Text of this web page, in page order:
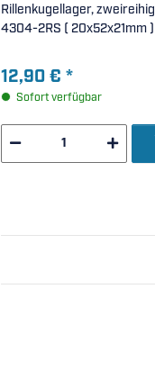
Rillenkugellager, zweireihig
4304-2RS ( 20x52x21mm )
12,90 € *
Sofort verfügbar